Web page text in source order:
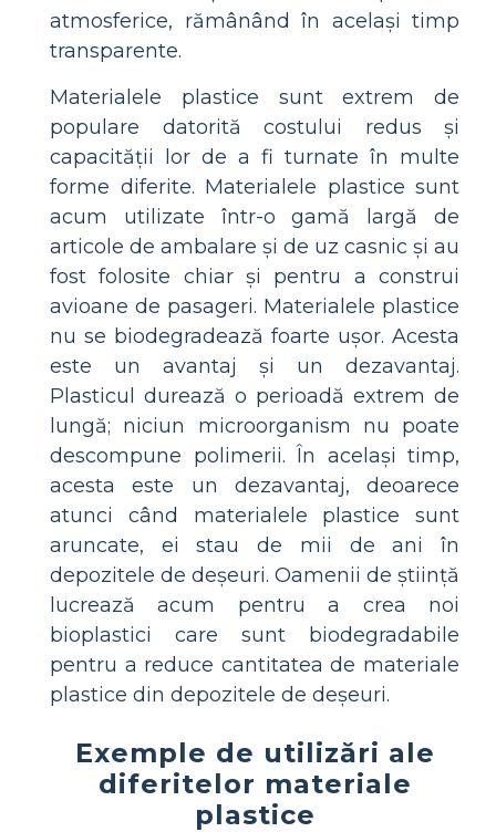
atmosferice, rămânând în același timp
transparente.
Materialele plastice sunt extrem de
populare datorită costului redus și
capacității lor de a fi turnate în multe
forme diferite. Materialele plastice sunt
acum utilizate într-o gamă largă de
articole de ambalare și de uz casnic și au
fost folosite chiar și pentru a construi
avioane de pasageri. Materialele plastice
nu se biodegradează foarte ușor. Acesta
este un avantaj și un dezavantaj.
Plasticul durează o perioadă extrem de
lungă; niciun microorganism nu poate
descompune polimerii. În același timp,
acesta este un dezavantaj, deoarece
atunci când materialele plastice sunt
aruncate, ei stau de mii de ani în
depozitele de deșeuri. Oamenii de știință
lucrează acum pentru a crea noi
bioplastici care sunt biodegradabile
pentru a reduce cantitatea de materiale
plastice din depozitele de deșeuri.
Exemple de utilizări ale
diferitelor materiale
plastice